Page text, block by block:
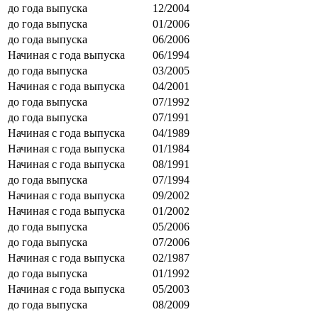
до года выпуска
12/2004
до года выпуска
01/2006
до года выпуска
06/2006
Начиная с года выпуска
06/1994
до года выпуска
03/2005
Начиная с года выпуска
04/2001
до года выпуска
07/1992
до года выпуска
07/1991
Начиная с года выпуска
04/1989
Начиная с года выпуска
01/1984
Начиная с года выпуска
08/1991
до года выпуска
07/1994
Начиная с года выпуска
09/2002
Начиная с года выпуска
01/2002
до года выпуска
05/2006
до года выпуска
07/2006
Начиная с года выпуска
02/1987
до года выпуска
01/1992
Начиная с года выпуска
05/2003
до года выпуска
08/2009